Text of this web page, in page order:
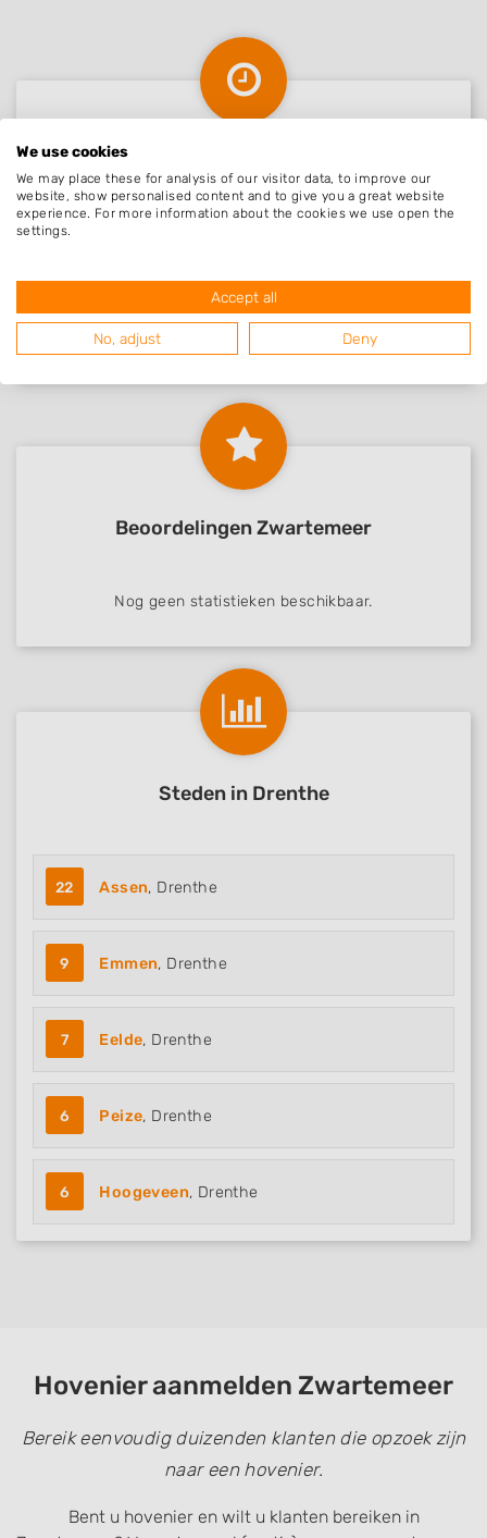
Graco Groen
Berends Groencent..
Zwartemeer, Drenthe 22-12-2020
Beoordelingen Zwartemeer
Nog geen statistieken beschikbaar.
Steden in Drenthe
22 Assen, Drenthe
9 Emmen, Drenthe
7 Eelde, Drenthe
6 Peize, Drenthe
6 Hoogeveen, Drenthe
Hovenier aanmelden Zwartemeer
Bereik eenvoudig duizenden klanten die opzoek zijn
naar een hovenier.
Bent u hovenier en wilt u klanten bereiken in
We use cookies
We may place these for analysis of our visitor data, to improve our
website, show personalised content and to give you a great website
experience. For more information about the cookies we use open the
settings.
Accept all
No, adjust Deny